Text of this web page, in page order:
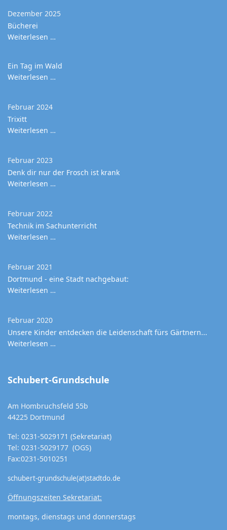
Dezember 2025
Bücherei
Weiterlesen …
Ein Tag im Wald
Weiterlesen …
Februar 2024
Trixitt
Weiterlesen …
Februar 2023
Denk dir nur der Frosch ist krank
Weiterlesen …
Februar 2022
Technik im Sachunterricht
Weiterlesen …
Februar 2021
Dortmund - eine Stadt nachgebaut:
Weiterlesen …
Februar 2020
Unsere Kinder entdecken die Leidenschaft fürs Gärtnern...
Weiterlesen …
Schubert-Grundschule
Am Hombruchsfeld 55b
44225 Dortmund
Tel: 0231-5029171 (Sekretariat)
Tel: 0231-5029177 (OGS)
Fax:0231-5010251
schubert-grundschule(at)stadtdo.de
Öffnungszeiten Sekretariat:
montags, dienstags und donnerstags